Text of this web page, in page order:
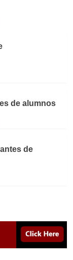
de alumnos
de